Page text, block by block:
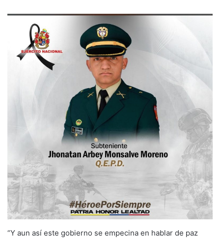
“Y aun así este gobierno se empecina en hablar de paz